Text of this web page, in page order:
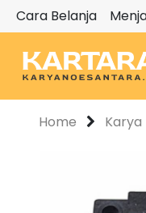
Cara Belanja
Home